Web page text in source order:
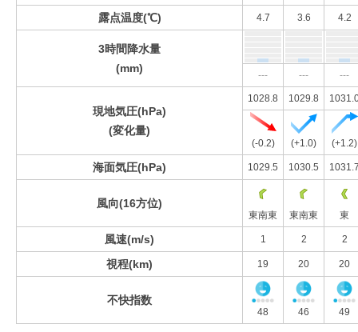
露点温度(℃) 4.7 3.6 4.2
3時間降水量
(mm)
--- --- ---
現地気圧(hPa)
(変化量)
1028.8 1029.8
(-0.2) (+1.0) (+1.2)
海面気圧(hPa) 1029.5 1030.5
風向(16方位)
東南東 東南東 東
風速(m/s) 1 2 2
視程(km) 19 20 20
不快指数
48 46 49